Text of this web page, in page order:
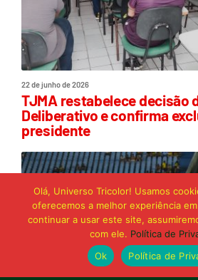
22 de junho de 2026
TJMA restabelece decisão
Deliberativo e confirma
presidente
Olá, Universo Tricolor! Usamos
oferecemos a melhor experiência
continuar a usar este site,
com ele. Política de
Ok
Política de